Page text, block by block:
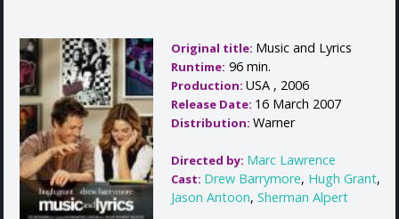
Original title: Music and Lyrics
Runtime: 96 min.
Production: USA , 2006
Release Date: 16 March 2007
Distribution: Warner
Directed by: Marc Lawrence
Cast: Drew Barrymore, Hugh Grant,
Jason Antoon, Sherman Alpert